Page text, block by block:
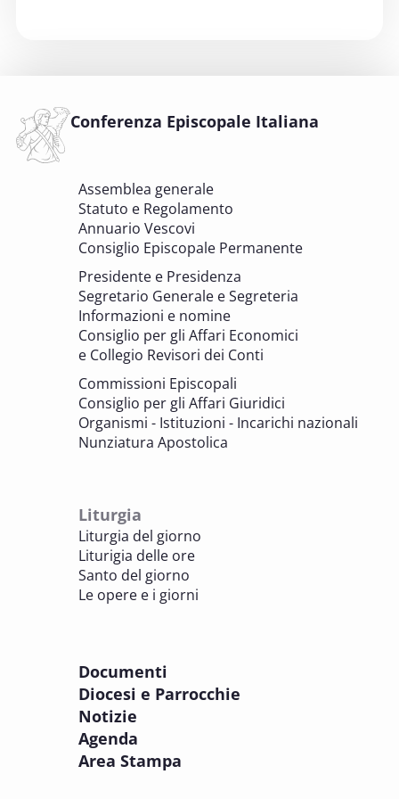
INTERVENTO A FAVORE DEI BENI CULTURALI ECCLESIASTICI E
DELL'EDILIZIA DI CULTO
Giornate di studio Associazione
Archivistica Ecclesiastica - Luoghi di
memoria. Artefici di cultura. Archivi
valorizzazione del patrimonio
BENI CULTURALI E EDILIZIA DI CULTO
7 OTTOBRE 2025
di culto
BENI CULTURALI E EDILIZIA DI CULTO
BENI CULTURALI E EDILIZIA DI CULTO
8 OTTOBRE 2025
Incontro online dei Direttori diocesani,
8 OTTOBRE 2025
Corso FC32.5 - Introduzione alla teologia
pastorale della salute
PASTORALE DELLA SALUTE
Conferenza Episcopale Italiana
Assemblea generale
Statuto e Regolamento
Annuario Vescovi
Consiglio Episcopale Permanente
Presidente e Presidenza
Segretario Generale e Segreteria
Informazioni e nomine
Consiglio per gli Affari Economici
e Collegio Revisori dei Conti
Commissioni Episcopali
Consiglio per gli Affari Giuridici
Organismi - Istituzioni - Incarichi nazionali
Nunziatura Apostolica
Liturgia
Liturgia del giorno
Liturigia delle ore
Santo del giorno
Le opere e i giorni
Documenti
Diocesi e Parrocchie
Notizie
Agenda
Area Stampa